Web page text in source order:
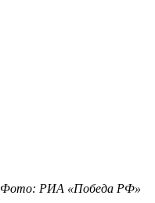
Фото: РИА «Победа РФ»